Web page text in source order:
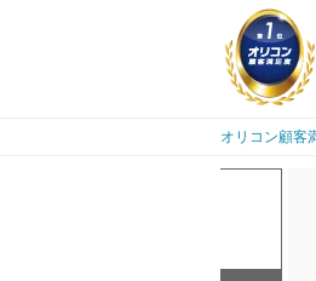
オリコン顧客